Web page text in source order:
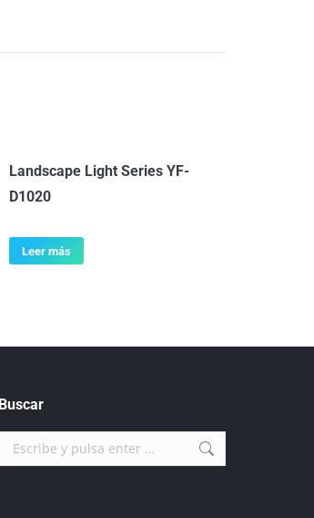
Landscape Light Series YF-
D1020
Leer más
Buscar
Buscar: